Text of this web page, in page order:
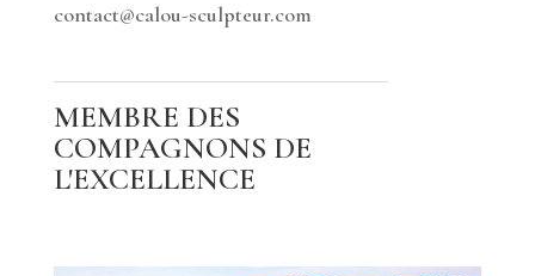
contact@calou-sculpteur.com
MEMBRE DES
COMPAGNONS DE
L'EXCELLENCE